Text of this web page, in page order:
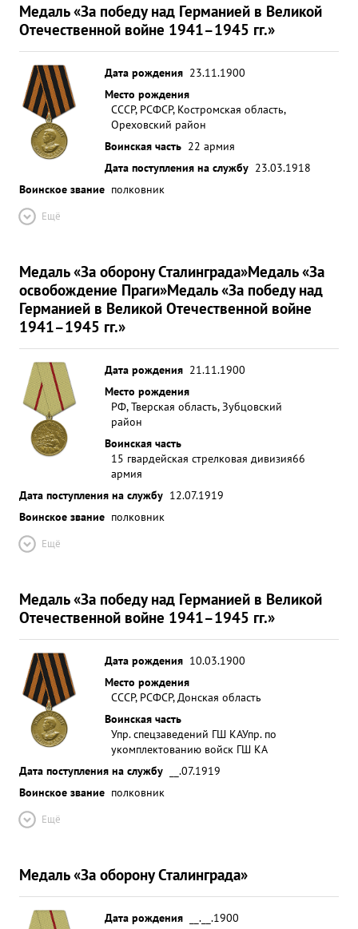
Медаль «За победу над Германией в Великой
Отечественной войне 1941–1945 гг.»
Дата рождения 23.11.1900
Место рождения
СССР, РСФСР, Костромская область,
Ореховский район
Воинская часть 22 армия
Дата поступления на службу 23.03.1918
Воинское звание полковник
Ещё
Медаль «За оборону Сталинграда»Медаль «За
освобождение Праги»Медаль «За победу над
Германией в Великой Отечественной войне
1941–1945 гг.»
Дата рождения 21.11.1900
Место рождения
РФ, Тверская область, Зубцовский
район
Воинская часть
15 гвардейская стрелковая дивизия66
армия
Дата поступления на службу 12.07.1919
Воинское звание полковник
Ещё
Медаль «За победу над Германией в Великой
Отечественной войне 1941–1945 гг.»
Дата рождения 10.03.1900
Место рождения
СССР, РСФСР, Донская область
Воинская часть
Упр. спецзаведений ГШ КАУпр. по
укомплектованию войск ГШ КА
Дата поступления на службу
__.07.1919
Воинское звание полковник
Ещё
Медаль «За оборону Сталинграда»
Дата рождения
__.__.1900